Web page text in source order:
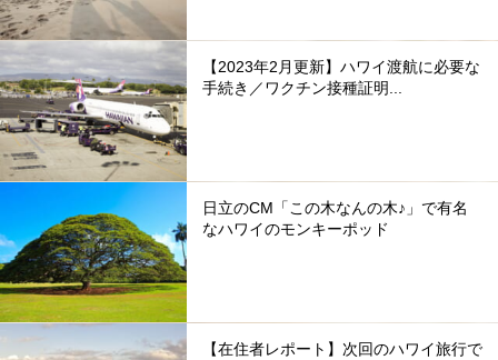
【2023年2月更新】ハワイ渡航に必要な
手続き／ワクチン接種証明...
日立のCM「この木なんの木♪」で有名
なハワイのモンキーポッド
【在住者レポート】次回のハワイ旅行で